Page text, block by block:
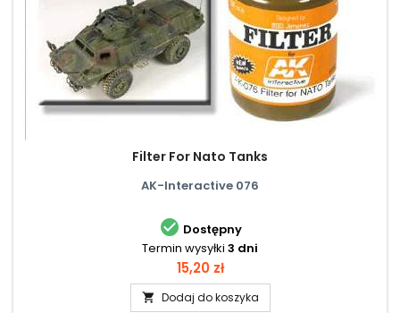
Filter For Nato Tanks
AK-Interactive 076
 Dostępny
Termin wysyłki 3 dni
Cena
15,20 zł
 Dodaj do koszyka